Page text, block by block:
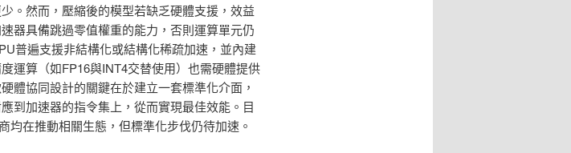
。然而，壓縮後的模型若缺乏硬體支援，效益
器具備跳過零值權重的能力，否則運算單元仍
普遍支援非結構化或結構化稀疏加速，並內建
運算（如FP16與INT4交替使用）也需硬體提供
體協同設計的關鍵在於建立一套標準化介面，
到加速器的指令集上，從而實現最佳效能。目
均在推動相關生態，但標準化步伐仍待加速。